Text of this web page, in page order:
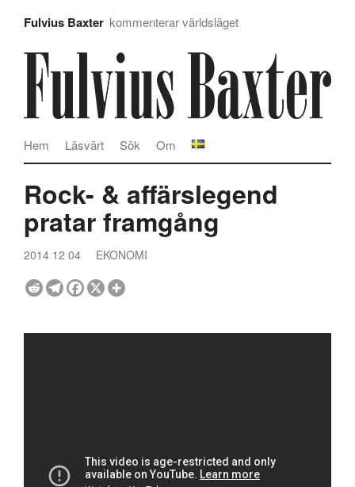
Fulvius Baxter kommenterar världsläget
Om
Sök
Läsvärt
Hem
Rock- & affärslegend
pratar framgång
2014 12 04 EKONOMI